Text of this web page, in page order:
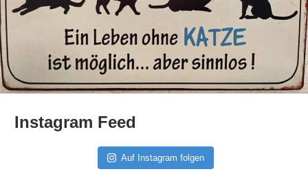
Instagram Feed
Auf Instagram folgen